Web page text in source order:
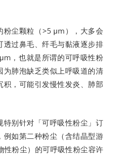
粉尘颗粒（>5 μm），大多会
过鼻毛、纤毛与黏液逐步排
，也就是所谓的可呼吸性粉
肺泡缺乏类似上呼吸道的清
，可能引发慢性发炎、肺部
别针对「可呼吸性粉尘」订
例如第二种粉尘（含结晶型游
性粉尘）的可呼吸性粉尘容许